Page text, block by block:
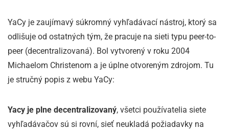
YaCy je zaujímavý súkromný vyhľadávací nástroj, ktorý sa
odlišuje od ostatných tým, že pracuje na sieti typu peer-to-
peer (decentralizovaná). Bol vytvorený v roku 2004
Michaelom Christenom a je úplne otvoreným zdrojom. Tu
je stručný popis z webu YaCy:
Yacy je plne decentralizovaný, všetci používatelia siete
vyhľadávačov sú si rovní, sieť neukladá požiadavky na